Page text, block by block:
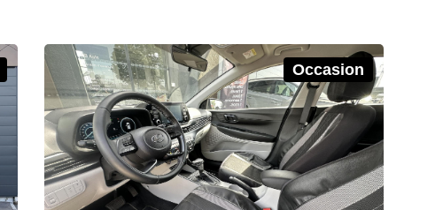
Occasion